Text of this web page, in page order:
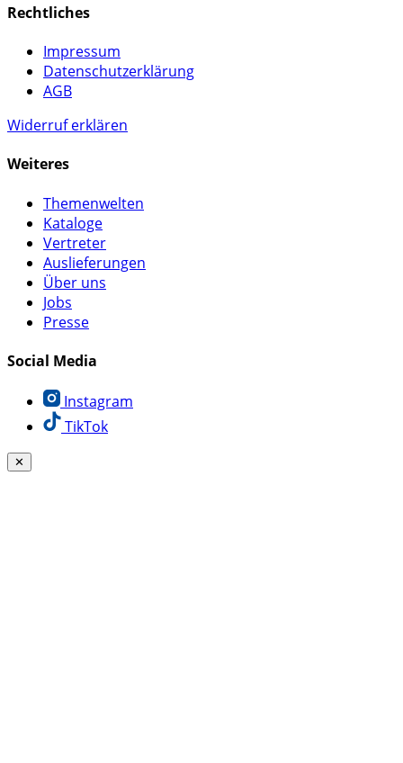
Rechtliches
Impressum
Datenschutzerklärung
AGB
Widerruf erklären
Weiteres
Themenwelten
Kataloge
Vertreter
Auslieferungen
Über uns
Jobs
Presse
Social Media
Instagram
TikTok
✕